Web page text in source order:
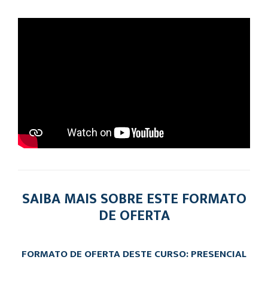
SAIBA MAIS SOBRE ESTE FORMATO
DE OFERTA
FORMATO DE OFERTA DESTE CURSO: PRESENCIAL